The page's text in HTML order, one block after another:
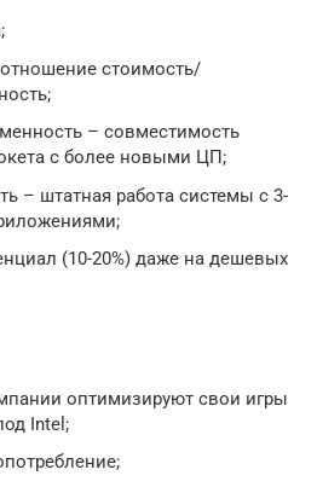
стоимость/
– совместимость
с более новыми ЦП;
– штатная работа системы с 3-
(10-20%) даже на дешевых
оптимизируют свои игры
Intel;